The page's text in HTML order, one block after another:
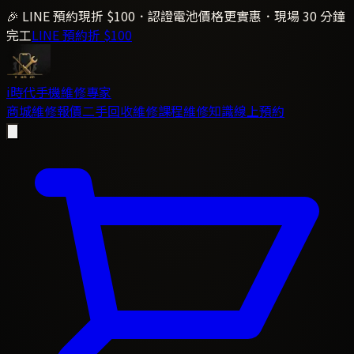
🎉 LINE 預約現折 $100．認證電池價格更實惠．現場 30 分鐘
完工LINE 預約折 $100
i時代手機維修專家
商城維修報價二手回收維修課程維修知識線上預約